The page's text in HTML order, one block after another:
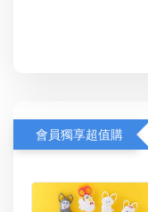
會員獨享超值購